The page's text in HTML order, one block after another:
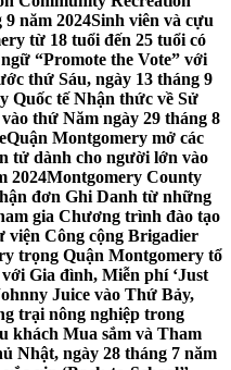
năm 2024Sinh viên và cựu
từ 18 tuổi đến 25 tuổi có
“Promote the Vote” với
thứ Sáu, ngày 13 tháng 9
Quốc tế Nhận thức về Sử
thứ Năm ngày 29 tháng 8
Quận Montgomery mở các
tử dành cho người lớn vào
2024Montgomery County
đơn Ghi Danh từ những
gia Chương trình đào tạo
viện Công cộng Brigadier
trọng Quận Montgomery tổ
Gia đình, Miễn phí ‘Just
Juice vào Thứ Bảy,
trại nông nghiệp trong
khách Mua sắm và Tham
Nhật, ngày 28 tháng 7 năm